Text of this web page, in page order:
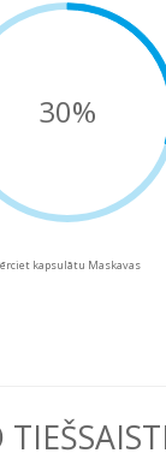
30%
kapsulātu Maskavas